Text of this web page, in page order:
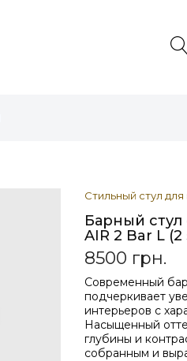
Стильный стул
Барный
AIR 2 Bar L
8500 грн.
Современный
подчеркивает
интерьеров с
Насыщенный
глубины и
собранным и